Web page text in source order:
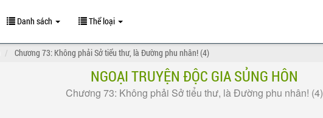
Danh sách Thể loại
Chương 73: Không phải Sở tiểu thư, là Đường phu nhân! (4)
NGOẠI TRUYỆN ĐỘC GIA SỦNG HÔN
Chương 73: Không phải Sở tiểu thư, là Đường phu nhân! (4)